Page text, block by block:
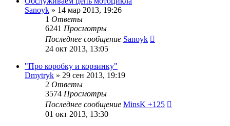
Sanoyk » 14 мар 2013, 19:26
1 Ответы
6241 Просмотры
Последнее сообщение Sanoyk
24 окт 2013, 13:05
"Про коробку и корзинку"
Dmytryk » 29 сен 2013, 19:19
2 Ответы
3574 Просмотры
Последнее сообщение MinsK +125
01 окт 2013, 13:30